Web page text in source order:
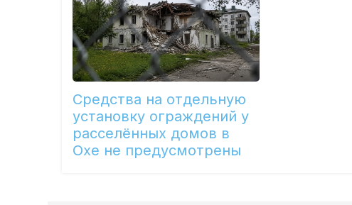
Средства на отдельную
установку ограждений у
расселённых домов в
Охе не предусмотрены